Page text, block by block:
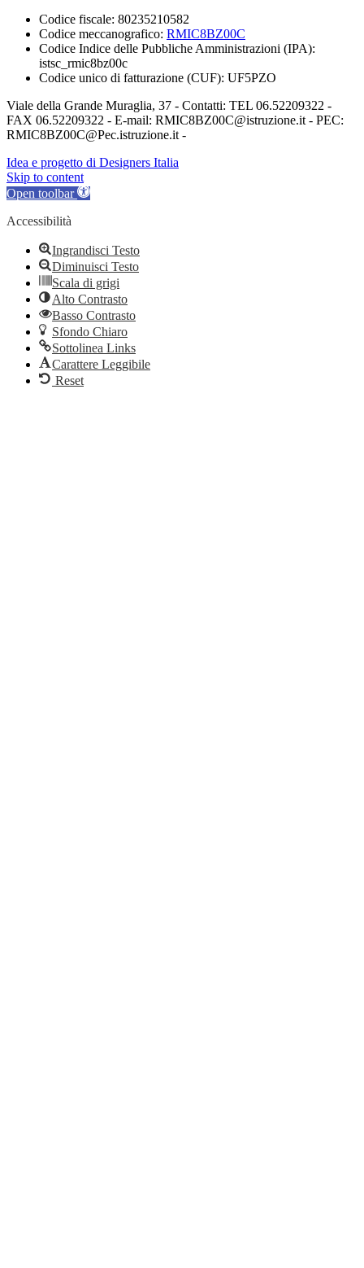
Codice fiscale: 80235210582
Codice meccanografico: RMIC8BZ00C
Codice Indice delle Pubbliche Amministrazioni (IPA):
istsc_rmic8bz00c
Codice unico di fatturazione (CUF): UF5PZO
Viale della Grande Muraglia, 37 - Contatti: TEL 06.52209322 -
FAX 06.52209322 - E-mail: RMIC8BZ00C@istruzione.it - PEC:
RMIC8BZ00C@Pec.istruzione.it -
Idea e progetto di Designers Italia
Skip to content
Open toolbar
Accessibilità
Ingrandisci Testo
Diminuisci Testo
Scala di grigi
Alto Contrasto
Basso Contrasto
Sfondo Chiaro
Sottolinea Links
Carattere Leggibile
Reset